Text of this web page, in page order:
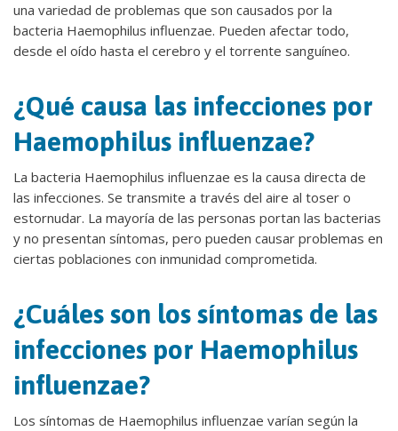
una variedad de problemas que son causados por la
bacteria Haemophilus influenzae. Pueden afectar todo,
desde el oído hasta el cerebro y el torrente sanguíneo.
¿Qué causa las infecciones por
Haemophilus influenzae?
La bacteria Haemophilus influenzae es la causa directa de
las infecciones. Se transmite a través del aire al toser o
estornudar. La mayoría de las personas portan las bacterias
y no presentan síntomas, pero pueden causar problemas en
ciertas poblaciones con inmunidad comprometida.
¿Cuáles son los síntomas de las
infecciones por Haemophilus
influenzae?
Los síntomas de Haemophilus influenzae varían según la